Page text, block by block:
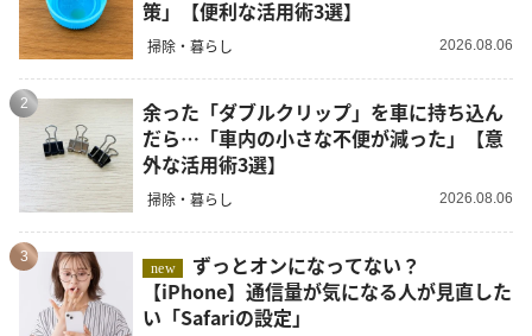
策」【便利な活用術3選】
掃除・暮らし 2026.08.06
2
余った「ダブルクリップ」を車に持ち込ん
だら…「車内の小さな不便が減った」【意
外な活用術3選】
掃除・暮らし 2026.08.06
3
new
【iPhone】通信量が気になる人が見直した
い「Safariの設定」